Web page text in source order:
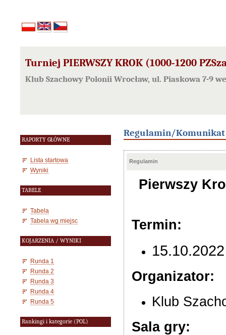
Turniej PIERWSZY KROK (1000-1200
Klub Szachowy Polonii Wrocław, ul. Piaskowa 7-9
RAPORTY GŁÓWNE
Lista startowa
Wyniki
TABELE
Tabela
Tabela wg miejsc
KOJARZENIA / WYNIKI
Runda 1
Runda 2
Runda 3
Runda 4
Runda 5
Rankingi i kategorie (POL)
Regulamin/Komunikat
Regulamin
Pierwszy
Termin:
15.10.2022
Organizator:
Klub
Sala gry: